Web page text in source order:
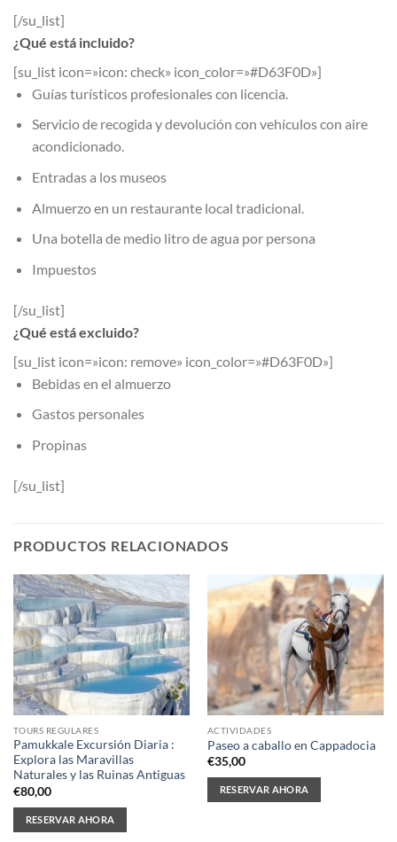
[/su_list]
¿Qué está incluido?
[su_list icon=»icon: check» icon_color=»#D63F0D»]
Guías turísticos profesionales con licencia.
Servicio de recogida y devolución con vehículos con aire
acondicionado.
Entradas a los museos
Almuerzo en un restaurante local tradicional.
Una botella de medio litro de agua por persona
Impuestos
[/su_list]
¿Qué está excluido?
[su_list icon=»icon: remove» icon_color=»#D63F0D»]
Bebidas en el almuerzo
Gastos personales
Propinas
[/su_list]
PRODUCTOS RELACIONADOS
TOURS REGULARES
Pamukkale Excursión Diaria :
Explora las Maravillas
Naturales y las Ruinas Antiguas
€80,00
RESERVAR AHORA
ACTIVIDADES
Paseo a caballo en Cappadocia
€35,00
RESERVAR AHORA